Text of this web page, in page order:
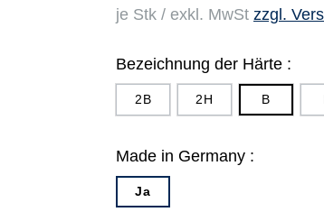
je Stk / exkl. MwSt zzgl.
Bezeichnung der Härte :
2B 2H B
Made in Germany :
Ja